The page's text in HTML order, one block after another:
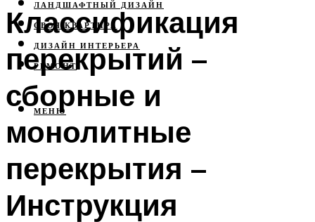
ЛАНДШАФТНЫЙ ДИЗАЙН
СВОЯ КВАРТИРА
ДИЗАЙН ИНТЕРЬЕРА
РЕМОНТ
МЕНЮ
Классификация
перекрытий –
сборные и
монолитные
перекрытия –
Инструкция